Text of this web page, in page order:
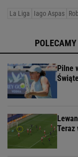
La Liga Iago Aspas
POLECAMY
Pilne
Teraz